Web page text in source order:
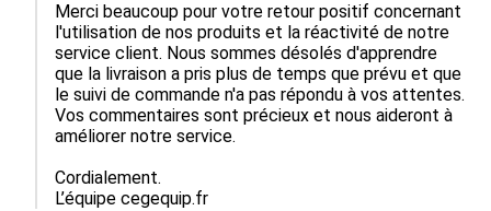
Merci beaucoup pour votre retour positif concernant
l'utilisation de nos produits et la réactivité de notre
service client. Nous sommes désolés d'apprendre
que la livraison a pris plus de temps que prévu et que
le suivi de commande n'a pas répondu à vos attentes.
Vos commentaires sont précieux et nous aideront à
améliorer notre service.
Cordialement.
L’équipe cegequip.fr